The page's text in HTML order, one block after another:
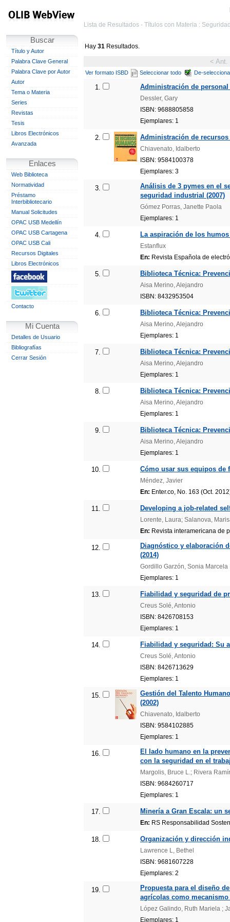
Buscar
Título y Autor
Palabra Clave General
Palabra Clave por Autor
Autor
Tema o Materia
Series
Revistas
Tesis
Libros Electrónicos
Avanzada
Enlaces
Web Biblioteca
Normatividad
Préstamo
Interbibliotecario
Manual Solicitudes
OPAC USB Medellín
OPAC USB Cartagena
OPAC USB Cali
Recursos Digitales
Libros Electrónicos
Contacto
Mi Cuenta
Detalles de Usuario
Bibliografías
Cerrar Sesión
Lista de Resultados - Títulos con Materia :
Hay 31 Resultados.
< Ant.
Ver formato ISBD Seleccionar todo De-
1. Administración de personal
Dessler, Gary
ISBN: 9688805858
Ejemplares: 1
2. Administración de recursos
Chiavenato, Idalberto
ISBN: 9584100378
Ejemplares: 3
3.
Análisis de 3 pymes en el
seguridad industrial (2007)
Gómez Porras, Janette Paola
Ejemplares: 1
4. La aspiración de los
Estanflux
En: Revista Española de
5. Biblioteca Técnica:
Aisa Merino, Alejandro
ISBN: 8432953504
6. Biblioteca Técnica:
Aisa Merino, Alejandro
Ejemplares: 1
7. Biblioteca Técnica:
Aisa Merino, Alejandro
Ejemplares: 1
8. Biblioteca Técnica:
Aisa Merino, Alejandro
Ejemplares: 1
9. Biblioteca Técnica:
Aisa Merino, Alejandro
Ejemplares: 1
10. Cómo usar sus equipos de
Méndez, Javier
En: Enter.co, No. 163 (Oct.
11. Developing a job-related
Lorente, Laura; Salanova,
En: Revista interamericana de
12.
Diagnóstico y elaboración
(2014)
Gordillo Garzón, Sonia
Ejemplares: 1
13. Fiabilidad y seguridad de
Creus Solé, Antonio
ISBN: 8426708153
Ejemplares: 1
14. Fiabilidad y seguridad: Su
Creus Solé, Antonio
ISBN: 8426713629
Ejemplares: 1
15.
Gestión del Talento
(2002)
Chiavenato, Idalberto
ISBN: 9584102885
Ejemplares: 1
16.
El lado humano en la
con la seguridad en el
Margolis, Bruce L.; Rivera
ISBN: 9684260717
Ejemplares: 1
17. Minería a Gran Escala: un
En: RS Responsabilidad
18. Organización y dirección
Lawrence L, Bethel
ISBN: 9681607228
Ejemplares: 2
19.
Propuesta para el diseño
agrícolas como
López Galindo, Ruth Mariela ;
Ejemplares: 1